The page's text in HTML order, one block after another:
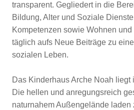
transparent. Gegliedert in die
Bildung, Alter und Soziale
Kompetenzen sowie Wohnen
täglich aufs Neue Beiträge zu
sozialen Leben.
Das Kinderhaus Arche Noah liegt
Die hellen und anregungsreich
naturnahem Außengelände laden